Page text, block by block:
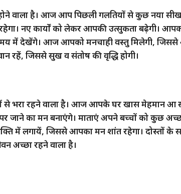
वाला है। आज आप पिछली गलतियों से कुछ नया
नए कार्यों को लेकर आपकी उत्सुकता बढ़ेगी।
देखेंगे। आज आपको मनचाही वस्तु मिलेगी, जिससे
रहें, जिससे सुख व संतोष की वृद्धि होगी।
से भरा रहने वाला है। आज आपके घर खास मेहमान
पर जाने का मन बनाएंगे। माताएं अपने बच्चों को कुछ
में लगायें, जिससे आपका मन शांत रहेगा। दोस्तों
अच्छा रहने वाला है।